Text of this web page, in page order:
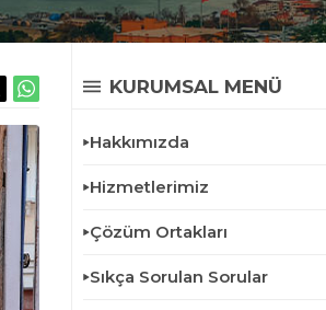
KURUMSAL MENÜ
Hakkımızda
Hizmetlerimiz
Çözüm Ortakları
Sıkça Sorulan Sorular